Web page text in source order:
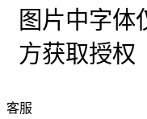
图片中字体
方获取授权
客服